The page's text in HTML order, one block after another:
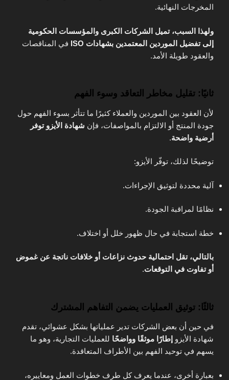
المخرجات النهائية.
ولهذا السبب، تميل الشركات الكبرى والمؤسسات الحكومية
إلى تفضيل الموردين المعتمدين بشهادات ISO
في المناقصات
والعقود طويلة الأمد.
ثانيًا: تقليل مخاطر التعاقد وسوء الفهم
لأن العقود بين الموردين والعملاء كثيرًا ما تتأثر بسوء الفهم حول
جودة المنتج أو الالتزام بالمواصفات، فإن شهادة الأيزو توفر
أرضية واضحة.
توضيحًا لذلك، توفّر الأيزو:
آلية محددة لتوثيق الإجراءات.
نظامًا لمراقبة الجودة.
خطة استجابة في حال ظهور خلل أو اختلاف.
بالتالي، تقل احتمالية حدوث نزاعات أو خلافات ناتجة عن غموض
أو تفاوت في التوقعات.
ثالثًا: توثيق العمليات يضمن التفاهم المشترك
في حين أن بعض الشركات تدير عملياتها بشكل عشوائي، تقدم
شهادة الأيزو إطارًا موثقًا وواضحًا للعمليات التجارية، وهو ما
يسهم في توحيد الفهم بين الأطراف المتعاقدة.
بعبارة أخرى، عندما يعرف كل طرف خطوات العمل ومعاييره،